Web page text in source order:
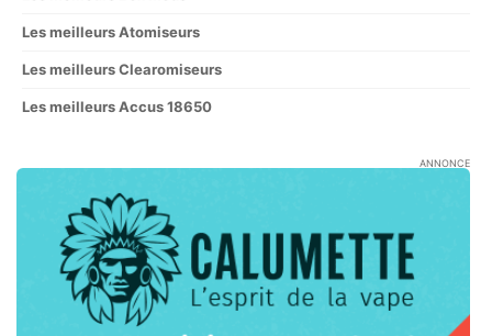
Les meilleurs Atomiseurs
Les meilleurs Clearomiseurs
Les meilleurs Accus 18650
ANNONCE